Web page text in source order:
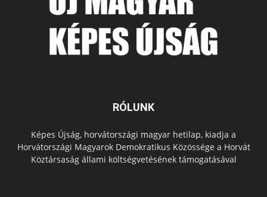
RÓLUNK
Képes Újság, horvátországi magyar hetilap, kiadja a
Horvátországi Magyarok Demokratikus Közössége a Horvát
Köztársaság állami költségvetésének támogatásával